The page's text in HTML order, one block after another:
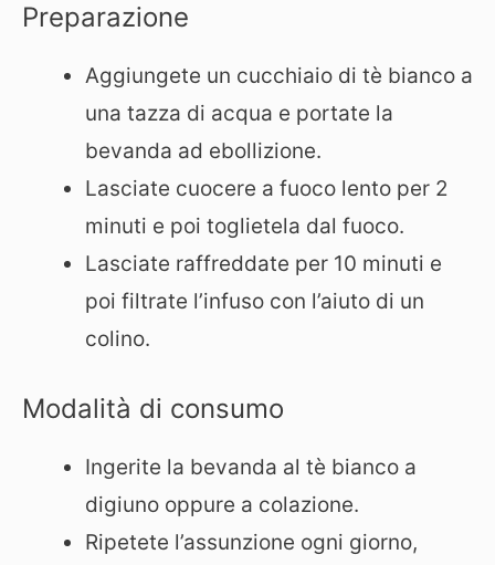
Preparazione
Aggiungete un cucchiaio di tè bianco a
una tazza di acqua e portate la
bevanda ad ebollizione.
Lasciate cuocere a fuoco lento per 2
minuti e poi toglietela dal fuoco.
Lasciate raffreddate per 10 minuti e
poi filtrate l’infuso con l’aiuto di un
colino.
Modalità di consumo
Ingerite la bevanda al tè bianco a
digiuno oppure a colazione.
Ripetete l’assunzione ogni giorno,